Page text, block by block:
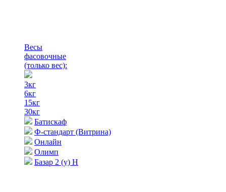
Весы
фасовочные
(только вес):
3кг
6кг
15кг
30кг
Батискаф
Ф-стандарт (Витрина)
Онлайн
Олимп
Базар 2 (у) Н